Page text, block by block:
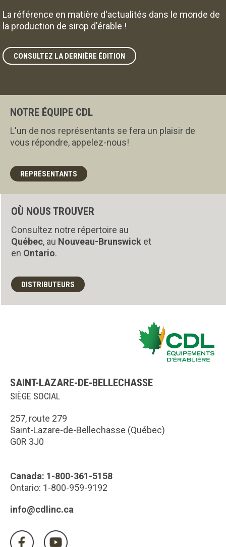
La référence en matière d'actualités dans le monde de
la production de sirop d'érable !
CONSULTEZ LA DERNIÈRE ÉDITION
NOTRE ÉQUIPE CDL
L'un de nos représentants se fera un plaisir de
vous répondre, appelez-nous!
REPRÉSENTANTS
OÙ NOUS TROUVER
Consultez notre répertoire au
Québec, au Nouveau-Brunswick et
en Ontario.
DISTRIBUTEURS
SAINT-LAZARE-DE-BELLECHASSE
SIÈGE SOCIAL
257, route 279
Saint-Lazare-de-Bellechasse (Québec)
G0R 3J0
Canada: 1-800-361-5158
Ontario: 1-800-959-9192
info@cdlinc.ca